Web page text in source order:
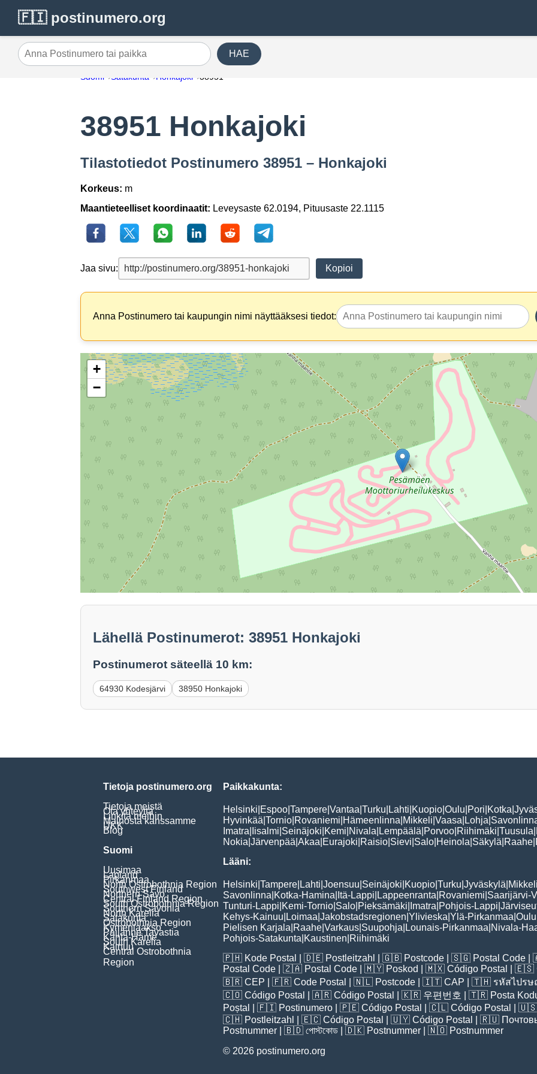
🇫🇮 postinumero.org
Anna Postinumero tai paikka HAE
Suomi Satakunta Honkajoki 38951
38951 Honkajoki
Tilastotiedot Postinumero 38951 – Honkajoki
Korkeus: m
Maantieteelliset koordinaatit: Leveysaste 62.0194, Pituusaste 22.1115
Jaa sivu: Kopioi
Anna Postinumero tai kaupungin nimi näyttääksesi tiedot:
+
−
Lähellä Postinumerot: 38951 Honkajoki
Postinumerot säteellä 10 km:
64930 Kodesjärvi 38950 Honkajoki
Tietoja postinumero.org
Tietoja meistä
Ota yhteyttä
Linkitä meihin
Mainosta kanssamme
UKK
Blog
Suomi
Uusimaa
Lapland
Pirkanmaa
North Ostrobothnia Region
Southwest Finland
Northern Savo
Central Finland Region
South Ostrobothnia Region
Southern Savonia
North Karelia
Satakunta
Ostrobothnia Region
Kymenlaakso
Päijänne Tavastia
Kanta-Häme
South Karelia
Kainuu
Central Ostrobothnia
Region
Paikkakunta:
Helsinki Espoo Tampere Vantaa Turku Lahti Kuopio Oulu Pori Kotka
Hyvinkää Tornio Rovaniemi Hämeenlinna Mikkeli Vaasa Lohja
Imatra Iisalmi Seinäjoki Kemi Nivala Lempäälä Porvoo Riihimäki Tuusula
Nokia Järvenpää Akaa Eurajoki Raisio Sievi Salo Heinola Säkylä Raahe
Lääni:
Helsinki Tampere Lahti Joensuu Seinäjoki Kuopio Turku Jyväskylä
Savonlinna Kotka-Hamina Itä-Lappi Lappeenranta Rovaniemi Saarijärvi-
Tunturi-Lappi Kemi-Tornio Salo Pieksämäki Imatra Pohjois-Lappi
Kehys-Kainuu Loimaa Jakobstadsregionen Ylivieska Ylä-Pirkanmaa
Pielisen Karjala Raahe Varkaus Suupohja Lounais-Pirkanmaa Nivala-
Pohjois-Satakunta Kaustinen Riihimäki
🇵🇭 Kode Postal | 🇩🇪 Postleitzahl | 🇬🇧 Postcode | 🇸🇬 Postal Code |
Postal Code | 🇿🇦 Postal Code | 🇲🇾 Poskod | 🇲🇽 Código Postal | 🇪🇸
🇧🇷 CEP | 🇫🇷 Code Postal | 🇳🇱 Postcode | 🇮🇹 CAP | 🇹🇭 รหัสไปร
🇨🇴 Código Postal | 🇦🇷 Código Postal | 🇰🇷 우편번호 | 🇹🇷 Posta
Poștal
| 🇫🇮 Postinumero | 🇵🇪 Código Postal | 🇨🇱 Código Postal
|
🇨🇭 Postleitzahl | 🇪🇨 Código Postal | 🇺🇾 Código Postal | 🇷🇺
Postnummer | 🇧🇩 পোস্টকোড | 🇩🇰 Postnummer | 🇳🇴 Postnummer
© 2026 postinumero.org